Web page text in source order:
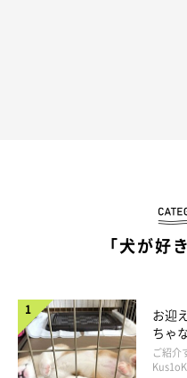
「犬が好
お迎
ちゃ
コ“
長！
ご紹介